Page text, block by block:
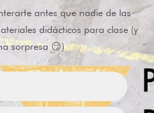
antes que nadie de las
didácticos para clase (y
sorpresa 😏)